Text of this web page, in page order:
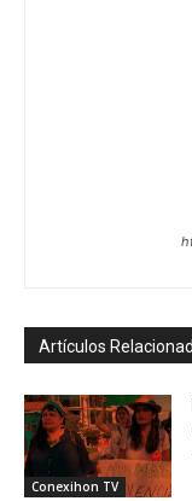
Artículos
Conexihon TV